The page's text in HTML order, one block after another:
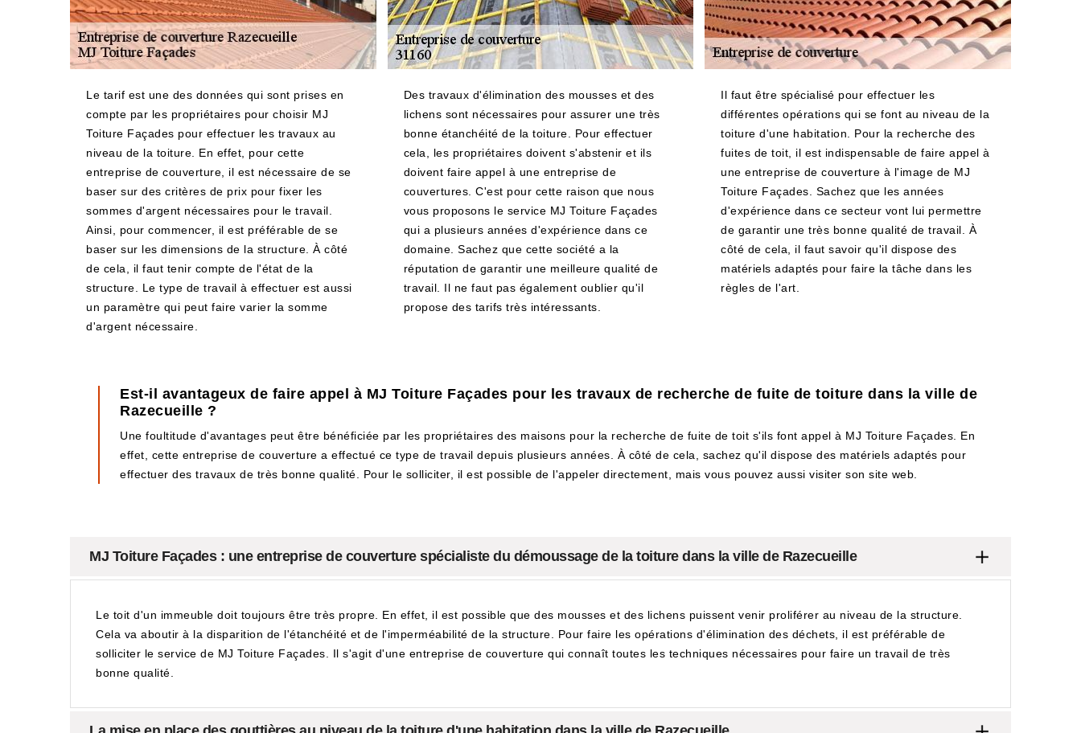
Le tarif est une des données qui sont prises en
compte par les propriétaires pour choisir MJ
Toiture Façades pour effectuer les travaux au
niveau de la toiture. En effet, pour cette
entreprise de couverture, il est nécessaire de se
baser sur des critères de prix pour fixer les
sommes d'argent nécessaires pour le travail.
Ainsi, pour commencer, il est préférable de se
baser sur les dimensions de la structure. À côté
de cela, il faut tenir compte de l'état de la
structure. Le type de travail à effectuer est aussi
un paramètre qui peut faire varier la somme
d'argent nécessaire.
Des travaux d'élimination des mousses et des
lichens sont nécessaires pour assurer une très
bonne étanchéité de la toiture. Pour effectuer
cela, les propriétaires doivent s'abstenir et ils
doivent faire appel à une entreprise de
couvertures. C'est pour cette raison que nous
vous proposons le service MJ Toiture Façades
qui a plusieurs années d'expérience dans ce
domaine. Sachez que cette société a la
réputation de garantir une meilleure qualité de
travail. Il ne faut pas également oublier qu'il
propose des tarifs très intéressants.
Il faut être spécialisé pour effectuer les
différentes opérations qui se font au niveau de la
toiture d'une habitation. Pour la recherche des
fuites de toit, il est indispensable de faire appel à
une entreprise de couverture à l'image de MJ
Toiture Façades. Sachez que les années
d'expérience dans ce secteur vont lui permettre
de garantir une très bonne qualité de travail. À
côté de cela, il faut savoir qu'il dispose des
matériels adaptés pour faire la tâche dans les
règles de l'art.
Est-il avantageux de faire appel à MJ Toiture Façades pour les travaux de recherche de fuite de toiture dans la ville de
Razecueille ?
Une foultitude d'avantages peut être bénéficiée par les propriétaires des maisons pour la recherche de fuite de toit s'ils font appel à MJ Toiture Façades. En
effet, cette entreprise de couverture a effectué ce type de travail depuis plusieurs années. À côté de cela, sachez qu'il dispose des matériels adaptés pour
effectuer des travaux de très bonne qualité. Pour le solliciter, il est possible de l'appeler directement, mais vous pouvez aussi visiter son site web.
MJ Toiture Façades : une entreprise de couverture spécialiste du démoussage de la toiture dans la ville de Razecueille
Le toit d'un immeuble doit toujours être très propre. En effet, il est possible que des mousses et des lichens puissent venir proliférer au niveau de la structure.
Cela va aboutir à la disparition de l'étanchéité et de l'imperméabilité de la structure. Pour faire les opérations d'élimination des déchets, il est préférable de
solliciter le service de MJ Toiture Façades. Il s'agit d'une entreprise de couverture qui connaît toutes les techniques nécessaires pour faire un travail de très
bonne qualité.